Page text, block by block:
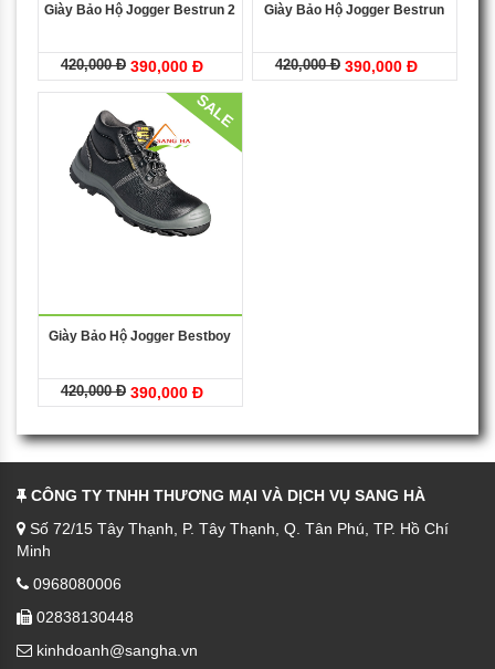
Giày Bảo Hộ Jogger Bestrun 2
420,000 Đ 390,000 Đ
Giày Bảo Hộ Jogger Bestrun
420,000 Đ 390,000 Đ
SALE
Giày Bảo Hộ Jogger Bestboy
420,000 Đ 390,000 Đ
CÔNG TY TNHH THƯƠNG MẠI VÀ DỊCH VỤ SANG HÀ
Số 72/15 Tây Thạnh, P. Tây Thạnh, Q. Tân Phú, TP. Hồ Chí
Minh
0968080006
02838130448
kinhdoanh@sangha.vn